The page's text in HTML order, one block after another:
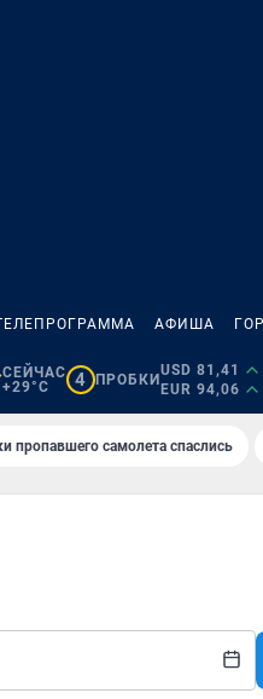
АФИША
СЕЙЧАС
+29°C
4 ПРОБКИ
USD 81,41
EUR 94,06
пропавшего самолета спаслись